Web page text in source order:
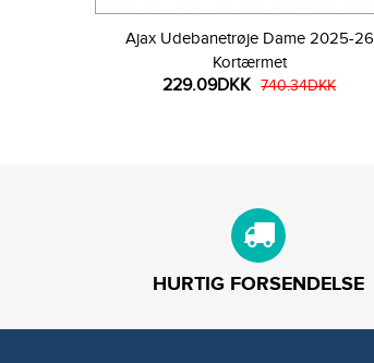
Ajax Udebanetrøje Dame 2025-26
Kortærmet
229.09DKK 740.34DKK
HURTIG FORSENDELSE